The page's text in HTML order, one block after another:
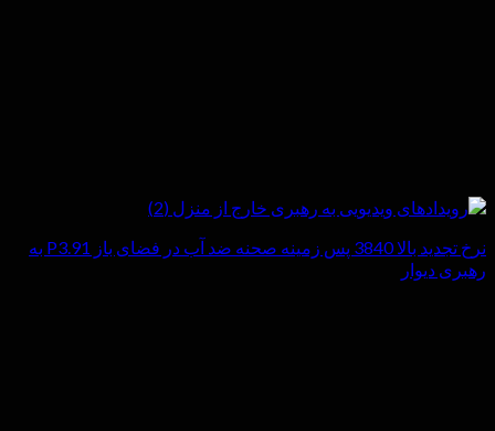
نرخ تجدید بالا 3840 پس زمینه صحنه ضد آب در فضای باز P3.91 به
رهبری دیوار